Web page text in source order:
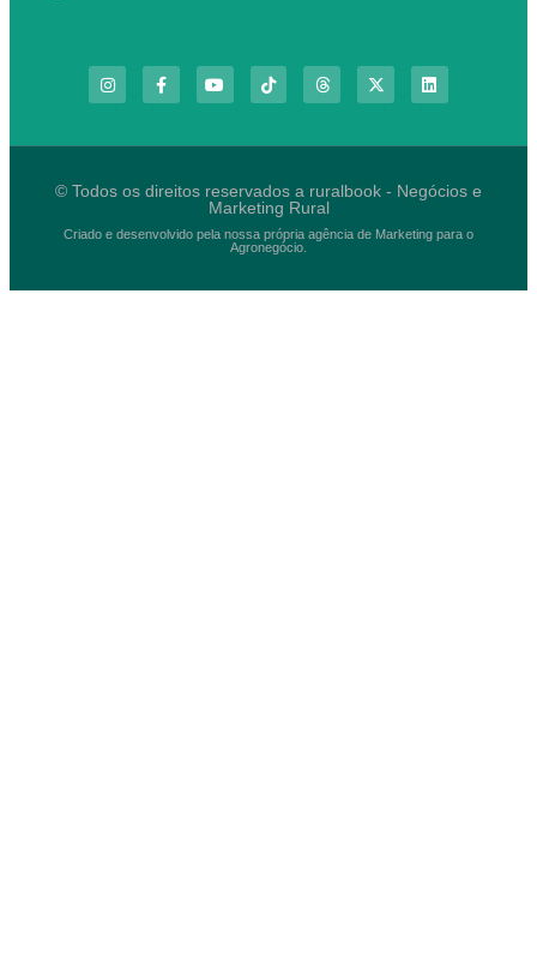
© Todos os direitos reservados a ruralbook - Negócios e
Marketing Rural
Criado e desenvolvido pela nossa própria agência de Marketing para o
Agronegócio.